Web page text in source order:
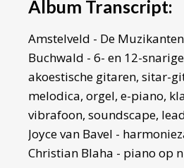
Album Transcript:
Amstelveld - De
Buchwald - 6- en 12-
akoestische gitaren, sitar-
melodica, orgel, e-piano,
vibrafoon, soundscape,
Joyce van Bavel -
Christian Blaha - piano op